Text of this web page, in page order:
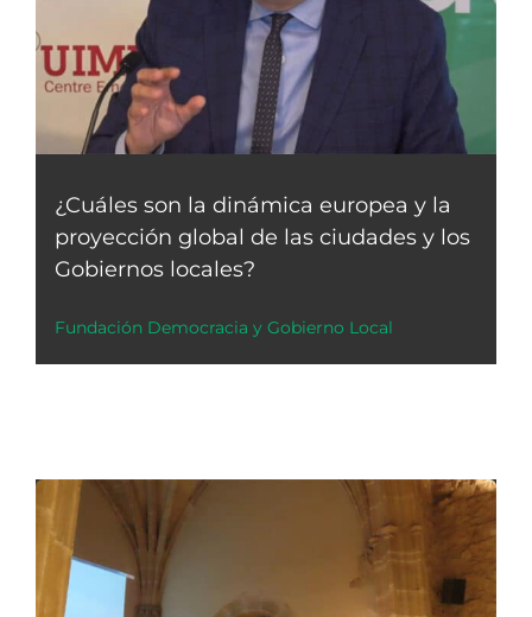
¿Cuáles son la dinámica europea y la
proyección global de las ciudades y los
Gobiernos locales?
Fundación Democracia y Gobierno Local